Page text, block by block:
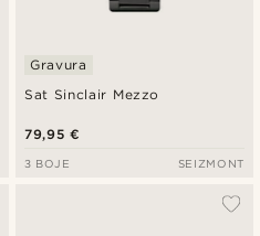
Sat Sinclair Mezzo
Gravura
79,95 €
3 BOJE SEIZMONT